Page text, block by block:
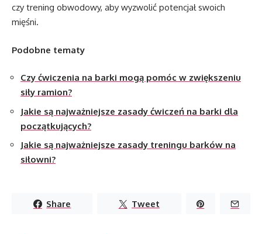
czy trening obwodowy, aby wyzwolić potencjał swoich
mięśni.
Podobne tematy
Czy ćwiczenia na barki mogą pomóc w zwiększeniu
siły ramion?
Jakie są najważniejsze zasady ćwiczeń na barki dla
początkujących?
Jakie są najważniejsze zasady treningu barków na
siłowni?
Share Tweet